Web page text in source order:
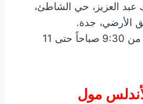
عبد العزيز، حي الشاطئ،
الأرضي، جدة.
ساعات العمل: يومياً من 9:30 صباحاً حتى 11
مول